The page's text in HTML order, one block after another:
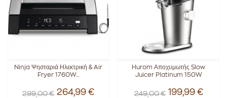
Ninja Ψησταριά Ηλεκτρική & Air
Fryer 1760W...
299,00 € 264,99 €
Hurom Αποχυμωτής Slow
Juicer Platinum 150W
249,00 € 199,99 €